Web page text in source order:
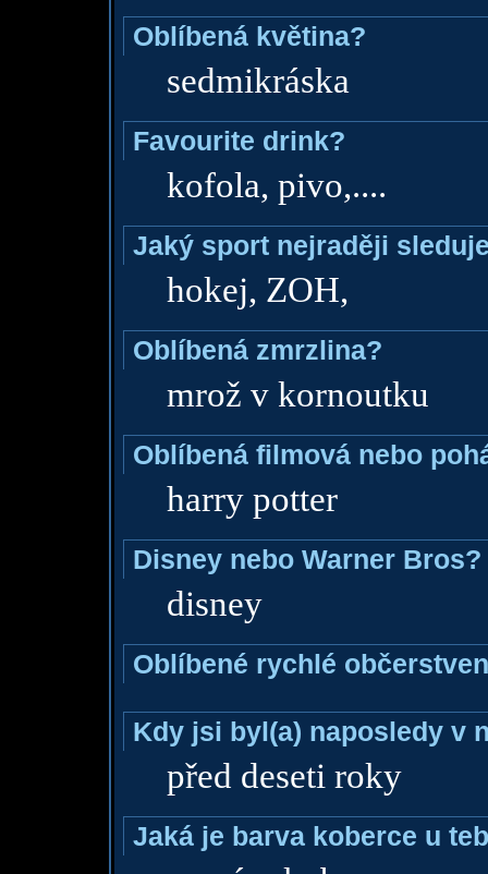
Oblíbená květina?
sedmikráska
Favourite drink?
kofola, pivo,....
Jaký sport nejraději
hokej, ZOH,
Oblíbená zmrzlina?
mrož v kornoutku
Oblíbená filmová nebo
harry potter
Disney nebo Warner Bros?
disney
Oblíbené rychlé
Kdy jsi byl(a) naposledy v
před deseti roky
Jaká je barva koberce u